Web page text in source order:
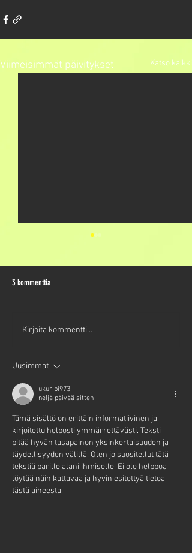
Viimeisimmät päivitykset Katso kaikki
Vastaavahaku kaudelle 2026 on
3 kommenttia
Kirjoita kommentti...
Uusimmat
ukuribi973
neljä päivää sitten
Tämä sisältö on erittäin informatiivinen ja
kirjoitettu helposti ymmärrettävästi. Teksti
pitää hyvän tasapainon yksinkertaisuuden ja
täydellisyyden välillä. Olen jo suositellut tätä
tekstiä parille alani ihmiselle. Ei ole helppoa
löytää näin kattavaa ja hyvin esitettyä tietoa
tästä aiheesta.